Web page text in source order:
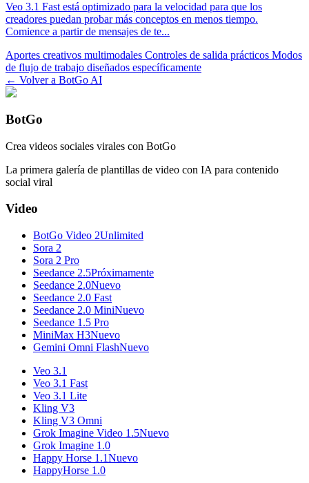
Veo 3.1 Fast está optimizado para la velocidad para que los
creadores puedan probar más conceptos en menos tiempo.
Comience a partir de mensajes de te...
Aportes creativos multimodales Controles de salida prácticos Modos
de flujo de trabajo diseñados específicamente
← Volver a BotGo AI
BotGo
Crea videos sociales virales con BotGo
La primera galería de plantillas de video con IA para contenido
social viral
Video
BotGo Video 2Unlimited
Sora 2
Sora 2 Pro
Seedance 2.5Próximamente
Seedance 2.0Nuevo
Seedance 2.0 Fast
Seedance 2.0 MiniNuevo
Seedance 1.5 Pro
MiniMax H3Nuevo
Gemini Omni FlashNuevo
Veo 3.1
Veo 3.1 Fast
Veo 3.1 Lite
Kling V3
Kling V3 Omni
Grok Imagine Video 1.5Nuevo
Grok Imagine 1.0
Happy Horse 1.1Nuevo
HappyHorse 1.0